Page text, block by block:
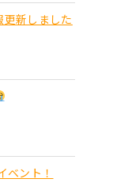
更新しました
ベント！